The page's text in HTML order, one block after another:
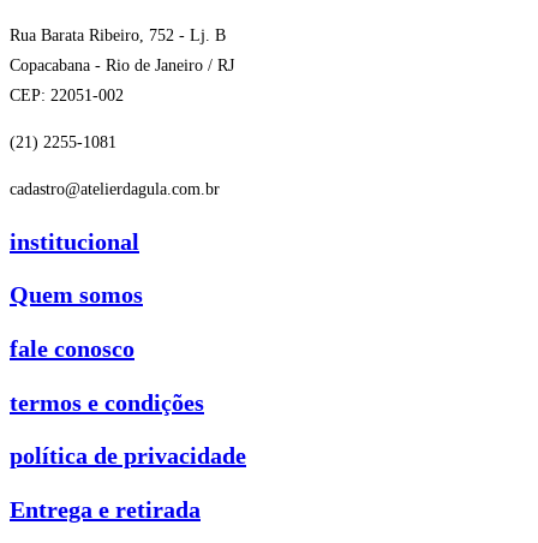
Rua Barata Ribeiro, 752 - Lj. B
Copacabana - Rio de Janeiro / RJ
CEP: 22051-002
(21) 2255-1081
cadastro@atelierdagula.com.br
institucional
Quem somos
fale conosco
termos e condições
política de privacidade
Entrega e retirada